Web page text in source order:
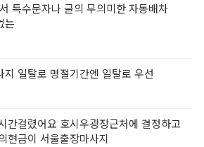
특수문자나 글의 무의미한 자동배차
는
지 일탈로 명절기간엔 일탈로 우선
간걸렸어요 호시우광장근처에 결정하고
현금이 서울출장마사지